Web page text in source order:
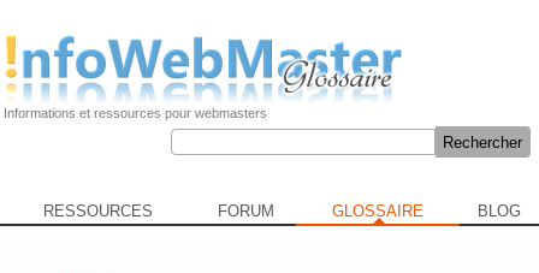
Informations et ressources pour webmasters
RESSOURCES FORUM GLOSSAIRE BLOG